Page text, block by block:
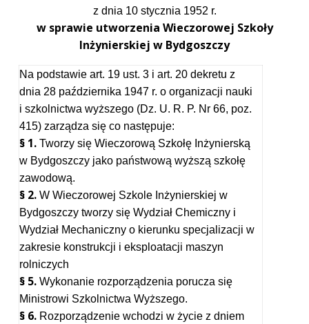
z dnia 10 stycznia 1952 r.
w sprawie utworzenia Wieczorowej Szkoły
Inżynierskiej w Bydgoszczy
Na podstawie art. 19 ust. 3 i art. 20 dekretu z
dnia 28 października 1947 r. o organizacji nauki
i szkolnictwa wyższego (Dz. U. R. P. Nr 66, poz.
415) zarządza się co następuje:
§ 1. Tworzy się Wieczorową Szkołę Inżynierską
w Bydgoszczy jako państwową wyższą szkołę
zawodową.
§ 2. W Wieczorowej Szkole Inżynierskiej w
Bydgoszczy tworzy się Wydział Chemiczny i
Wydział Mechaniczny o kierunku specjalizacji w
zakresie konstrukcji i eksploatacji maszyn
rolniczych
§ 5. Wykonanie rozporządzenia porucza się
Ministrowi Szkolnictwa Wyższego.
§ 6. Rozporządzenie wchodzi w życie z dniem